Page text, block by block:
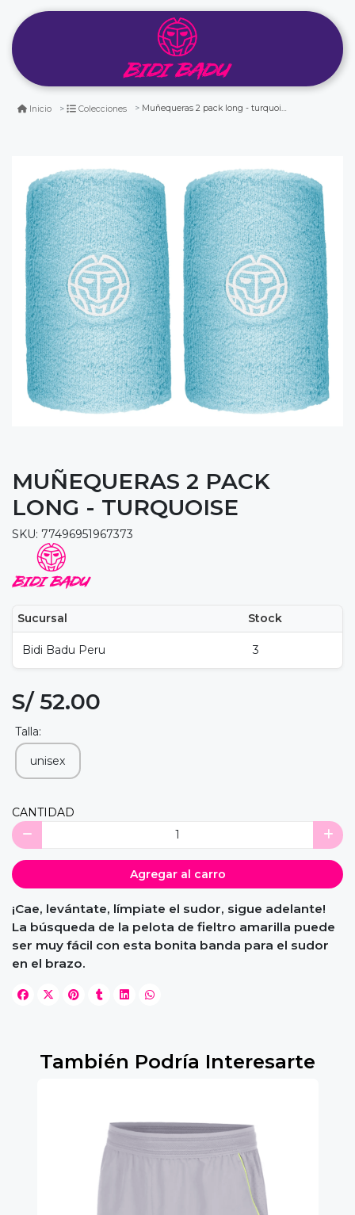
Inicio Colecciones Muñequeras 2 pack long - turquoise
MUÑEQUERAS 2 PACK
LONG - TURQUOISE
SKU: 77496951967373
Sucursal Stock
Bidi Badu Peru 3
S/ 52.00
Talla:
unisex
CANTIDAD
Agregar al carro
¡Cae, levántate, límpiate el sudor, sigue adelante!
La búsqueda de la pelota de fieltro amarilla puede
ser muy fácil con esta bonita banda para el sudor
en el brazo.
También Podría Interesarte